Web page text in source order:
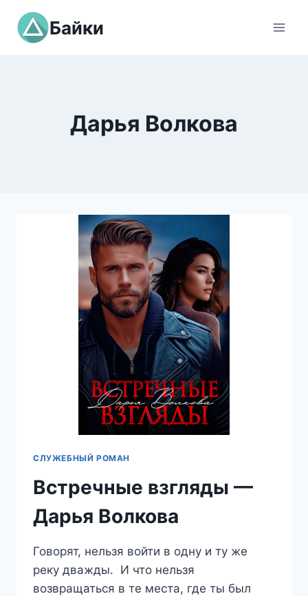
Перейти
содержимому
Байки
Дарья Волкова
СЛУЖЕБНЫЙ РОМАН
Встречные взгляды —
Дарья Волкова
Говорят, нельзя войти в одну и ту же
реку дважды. И что нельзя
возвращаться в те места, где ты был